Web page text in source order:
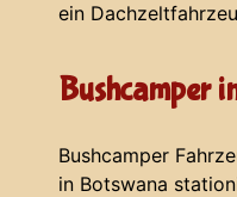
ein
Bushcamper
Bushcamper
in Botswana